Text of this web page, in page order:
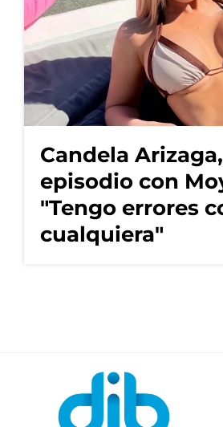
Candela
episodio con
"Tengo errores
cualquiera"